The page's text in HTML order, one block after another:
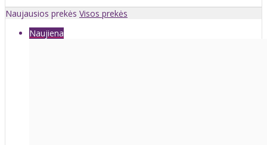
Naujausios prekės Visos prekės
Naujiena